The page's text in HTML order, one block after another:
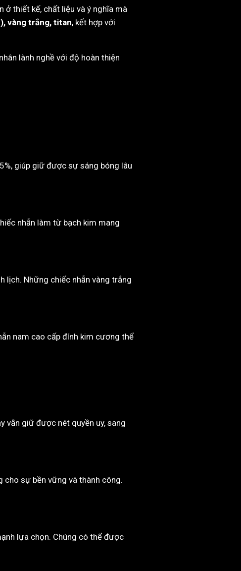
thiết kế, chất liệu và ý nghĩa mà
vàng trắng, titan, kết hợp với
lành nghề với độ hoàn thiện
giúp giữ được sự sáng bóng lâu
nhẫn làm từ bạch kim mang
lịch. Những chiếc nhẫn vàng trắng
nam cao cấp đính kim cương thể
vẫn giữ được nét quyền uy, sang
sự bền vững và thành công.
lựa chọn. Chúng có thể được